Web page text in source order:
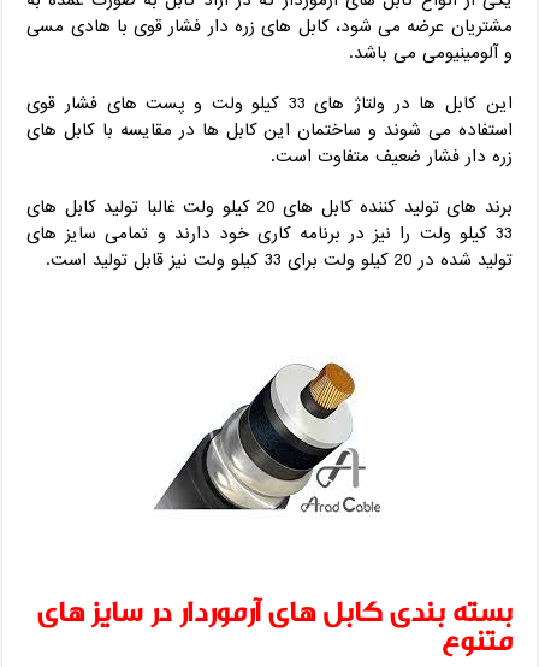
مشتریان عرضه می شود، کابل های زره دار فشار قوی با هادی مسی
و آلومینیومی می باشد.
این کابل ها در ولتاژ های 33 کیلو ولت و پست های فشار قوی
استفاده می شوند و ساختمان این کابل ها در مقایسه با کابل های
زره دار فشار ضعیف متفاوت است.
برند های تولید کننده کابل های 20 کیلو ولت غالبا تولید کابل های
33 کیلو ولت را نیز در برنامه کاری خود دارند و تمامی سایز های
تولید شده در 20 کیلو ولت برای 33 کیلو ولت نیز قابل تولید است.
بسته بندی کابل های آرموردار در سایز های
متنوع